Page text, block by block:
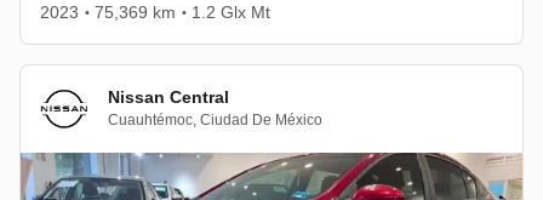
2023 • 75,369 km • 1.2 Glx Mt
Nissan Central
Cuauhtémoc, Ciudad De México